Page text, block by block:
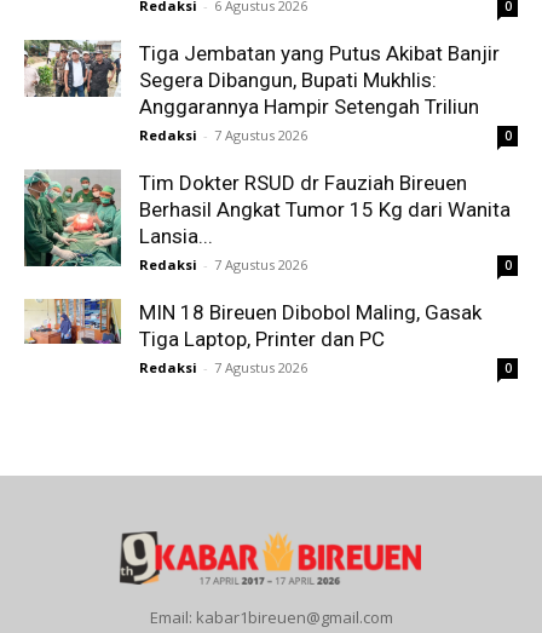
Redaksi - 6 Agustus 2026 0
Tiga Jembatan yang Putus Akibat Banjir
Segera Dibangun, Bupati Mukhlis:
Anggarannya Hampir Setengah Triliun
Redaksi - 7 Agustus 2026 0
Tim Dokter RSUD dr Fauziah Bireuen
Berhasil Angkat Tumor 15 Kg dari Wanita
Lansia...
Redaksi - 7 Agustus 2026 0
MIN 18 Bireuen Dibobol Maling, Gasak
Tiga Laptop, Printer dan PC
Redaksi - 7 Agustus 2026 0
Email: kabar1bireuen@gmail.com